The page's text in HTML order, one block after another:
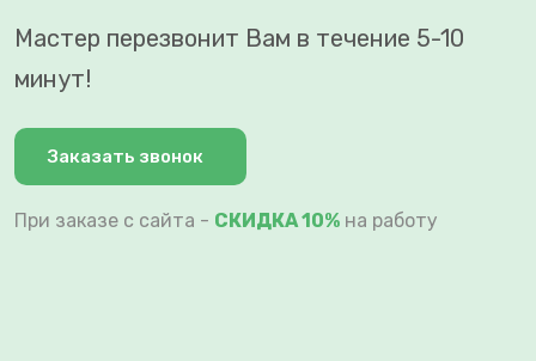
Мастер перезвонит Вам в течение 5-10
минут!
Заказать звонок
При заказе с сайта - СКИДКА 10% на работу